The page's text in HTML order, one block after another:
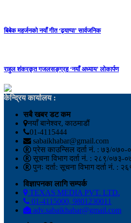
बिबेक महर्जनको नयाँ गीत ‘ढ्याप्पा’ सार्वजनिक
राहुल शंकरकृत गजलसङ्ग्रह ‘नयाँ अध्याय’ लोकार्पण
केन्द्रिय कार्यालय :
सबै खबर डट कम
नयाँ बानेश्वर, काठमाडौं
01-4115444
sabaikhabar@gmail.com
प्रेस काउन्सिल दर्ता नं. : ७३/०७०-
सूचना विभाग दर्ता नं. : २८९/०७३-
पुनः दर्ता: सूचना विभाग दर्ता नं. :
विज्ञापनका लागि सम्पर्क
TEXAS MEDIA PVT. LTD.
01-4115000, 9801230011
adv.sabaikhabar@gmail.com